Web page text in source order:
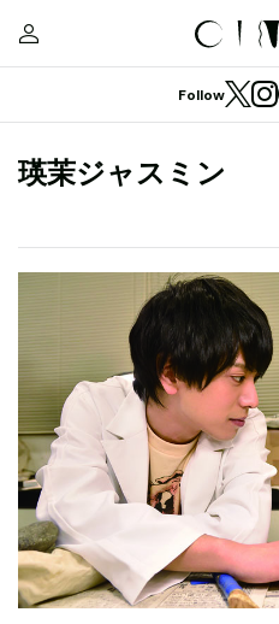
Follow
瑛茉ジャスミン